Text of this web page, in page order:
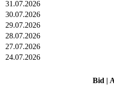
31.07.2026
30.07.2026
29.07.2026
28.07.2026
27.07.2026
24.07.2026
Bid |